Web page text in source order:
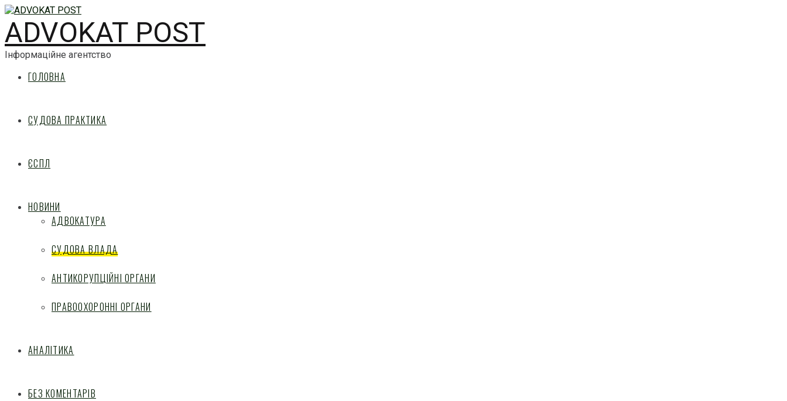
ADVOKAT POST
Інформаційне агентство
ГОЛОВНА
СУДОВА ПРАКТИКА
ЄСПЛ
НОВИНИ
АДВОКАТУРА
СУДОВА ВЛАДА
АНТИКОРУПЦІЙНІ ОРГАНИ
ПРАВООХОРОННІ ОРГАНИ
АНАЛІТИКА
БЕЗ КОМЕНТАРІВ